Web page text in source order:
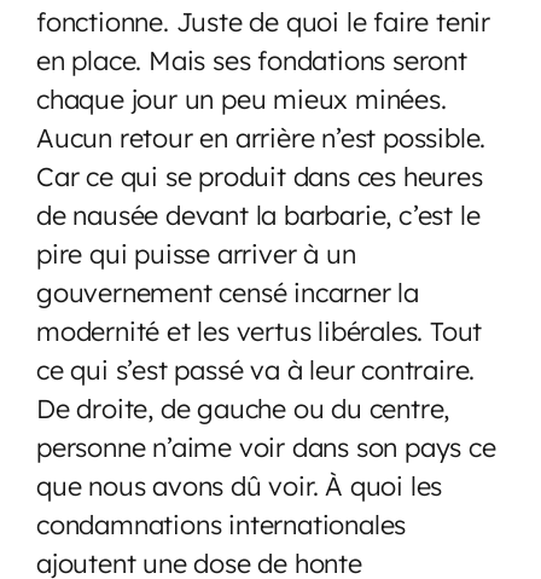
fonctionne. Juste de quoi le faire tenir
en place. Mais ses fondations seront
chaque jour un peu mieux minées.
Aucun retour en arrière n’est possible.
Car ce qui se produit dans ces heures
de nausée devant la barbarie, c’est le
pire qui puisse arriver à un
gouvernement censé incarner la
modernité et les vertus libérales. Tout
ce qui s’est passé va à leur contraire.
De droite, de gauche ou du centre,
personne n’aime voir dans son pays ce
que nous avons dû voir. À quoi les
condamnations internationales
ajoutent une dose de honte